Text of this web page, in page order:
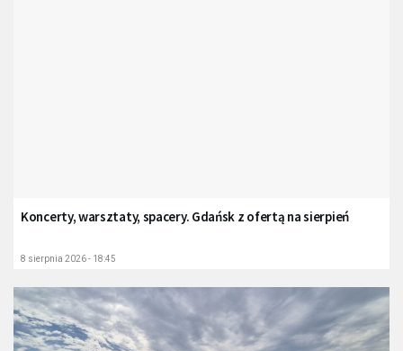
Koncerty, warsztaty, spacery. Gdańsk z ofertą na sierpień
8 sierpnia 2026 - 18:45